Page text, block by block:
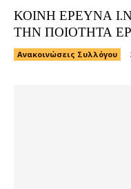
ΚΟΙΝΗ ΕΡΕΥΝΑ
ΤΗΝ ΠΟΙΟΤΗΤΑ
Ανακοινώσεις Συλλόγου